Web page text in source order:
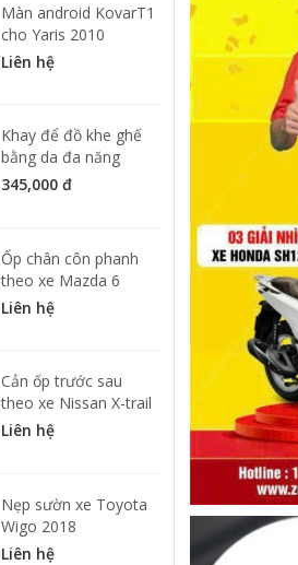
Màn android KovarT1
cho Yaris 2010
Liên hệ
Khay để đồ khe ghế
bằng da đa năng
345,000 đ
Ốp chân côn phanh
theo xe Mazda 6
Liên hệ
Cản ốp trước sau
theo xe Nissan X-trail
Liên hệ
Nẹp sườn xe Toyota
Wigo 2018
Liên hệ